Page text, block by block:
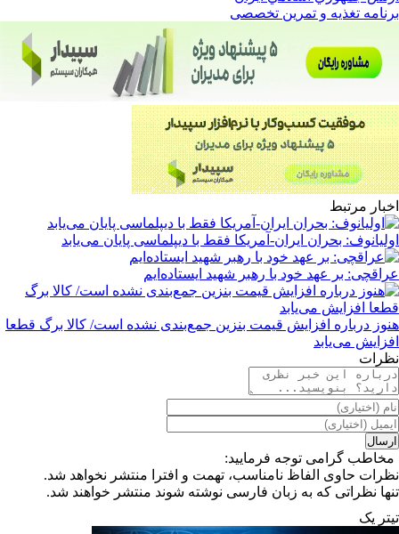
برنامه تغذیه و تمرین تخصصی
اخبار مرتبط
اولیانوف: بحران ایران-آمریکا فقط با دیپلماسی پایان می‌یابد
عراقچی: بر عهد خود با رهبر شهید ایستاده‌ایم
هنوز درباره افزایش قیمت بنزین جمع‌بندی نشده است/ کالا برگ قطعا
افزایش می‌یابد
نظرات
مخاطب گرامی توجه فرمایید:
نظرات حاوی الفاظ نامناسب، تهمت و افترا منتشر نخواهد شد.
تنها نظراتی که به زبان فارسی نوشته شوند منتشر خواهند شد.
تیترِ یک